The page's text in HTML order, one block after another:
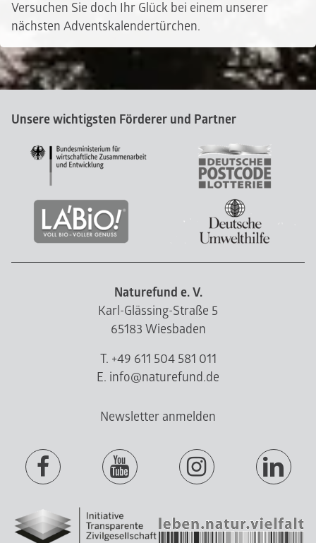
Versuchen Sie doch Ihr Glück bei einem unserer
nächsten Adventskalendertürchen.
Unsere wichtigsten Förderer und Partner
Naturefund e. V.
Karl-Glässing-Straße 5
65183 Wiesbaden
T. +49 611 504 581 011
E. info@naturefund.de
Newsletter anmelden